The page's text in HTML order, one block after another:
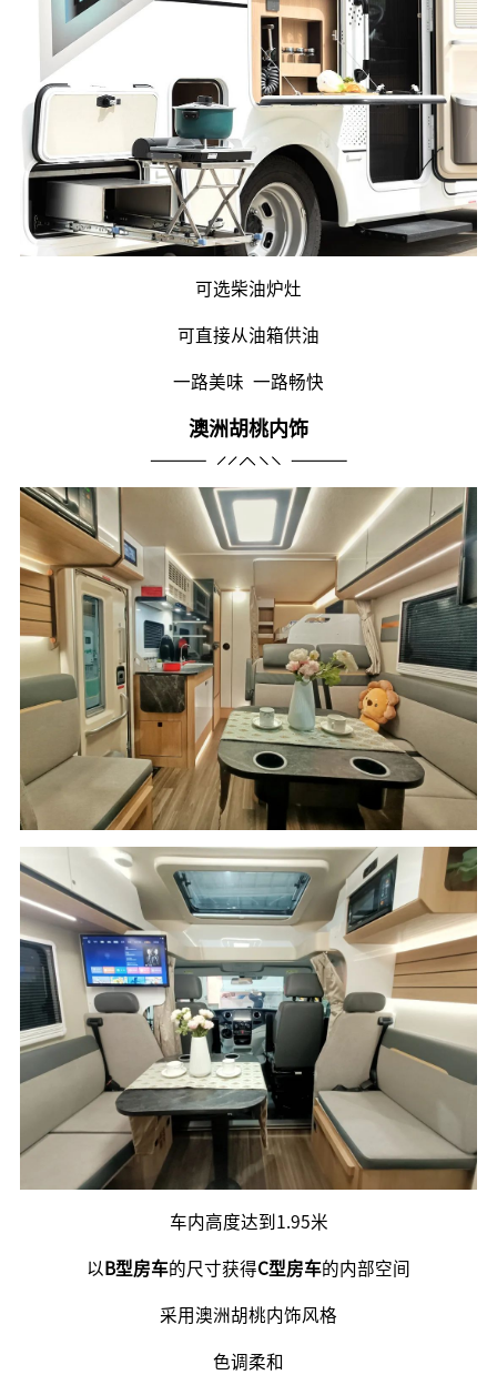
可选柴油炉灶
可直接从油箱供油
一路美味 一路畅快
澳洲胡桃内饰
车内高度达到1.95米
以B型房车的尺寸获得C型房车的内部空间
采用澳洲胡桃内饰风格
色调柔和